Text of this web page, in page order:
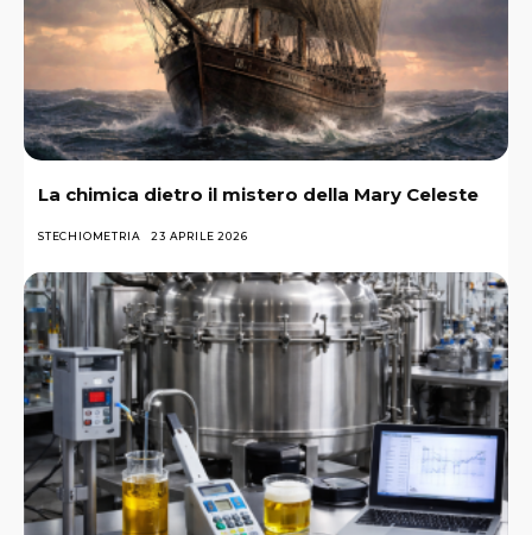
La chimica dietro il mistero della Mary Celeste
STECHIOMETRIA 23 APRILE 2026